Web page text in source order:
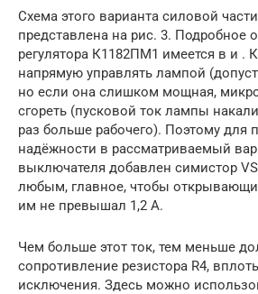
Схема этого варианта силовой
представлена на рис. 3. Подробное
регулятора К1182ПМ1 имеется в и .
напрямую управлять лампой
но если она слишком мощная,
сгореть (пусковой ток лампы
раз больше рабочего). Поэтому для
надёжности в рассматриваемый
выключателя добавлен симистор
любым, главное, чтобы
им не превышал 1,2 А.
Чем больше этот ток, тем меньше
сопротивление резистора R4,
исключения. Здесь можно